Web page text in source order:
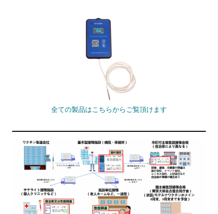
全ての製品はこちらからご覧頂けます